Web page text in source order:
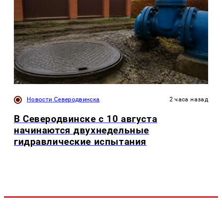
Новости Северодвинска 2 часа назад
В Северодвинске с 10 августа
начинаются двухнедельные
гидравлические испытания